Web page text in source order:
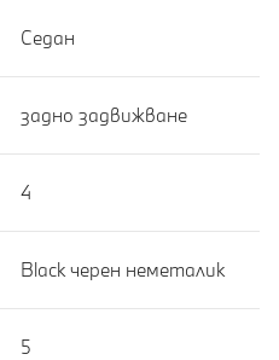
Седан
задно задвижване
4
Black черен неметалик
5